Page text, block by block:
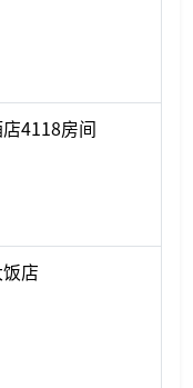
4118房间
店